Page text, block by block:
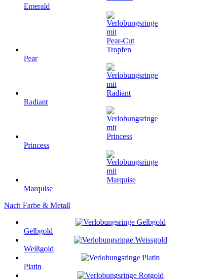
Emerald
Pear
Radiant
Princess
Marquise
Nach Farbe & Metall
Gelbgold
Weißgold
Platin